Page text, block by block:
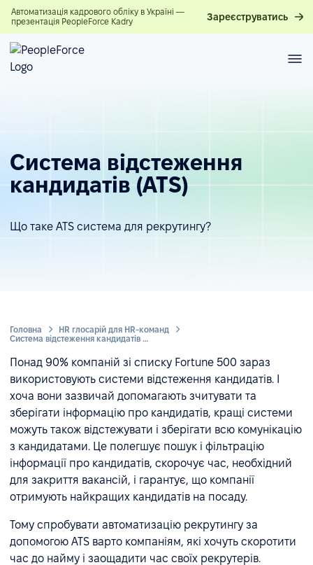
Автоматизація кадрового обліку в Україні —
презентація PeopleForce Kadry
Зареєструватись
Система відстеження
кандидатів (ATS)
Що таке ATS система для рекрутингу?
Головна
HR глосарій для HR-команд
Система відстеження кандидатів (ATS)
Понад 90% компаній зі списку Fortune 500 зараз
використовують системи відстеження кандидатів. І
хоча вони зазвичай допомагають зчитувати та
зберігати інформацію про кандидатів, кращі системи
можуть також відстежувати і зберігати всю комунікацію
з кандидатами. Це полегшує пошук і фільтрацію
інформації про кандидатів, скорочує час, необхідний
для закриття вакансій, і гарантує, що компанії
отримують найкращих кандидатів на посаду.
Тому спробувати автоматизацію рекрутингу за
допомогою ATS варто компаніям, які хочуть скоротити
час до найму і заощадити час своїх рекрутерів.